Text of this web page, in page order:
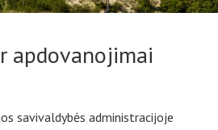
apdovanojimai
savivaldybės administracijoje